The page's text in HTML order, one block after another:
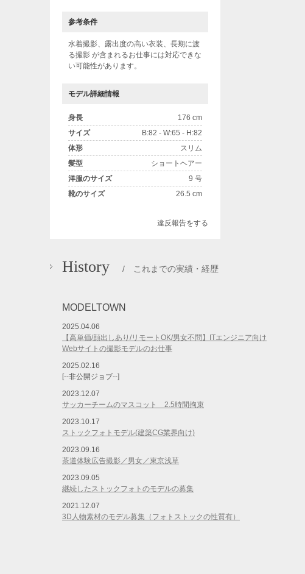
参考条件
水着撮影、露出度の高い衣装、長期に渡
る撮影 が含まれるお仕事には対応できな
い可能性があります。
モデル詳細情報
身長
176 cm
サイズ
B:82 - W:65 - H:82
体形
スリム
髪型
ショートヘアー
洋服のサイズ
9 号
靴のサイズ
26.5 cm
違反報告をする
History / これまでの実績・経歴
MODELTOWN
2025.04.06
【高単価/顔出しあり/リモートOK/男女不問】ITエンジニア向け
Webサイトの撮影モデルのお仕事
2025.02.16
[--非公開ジョブ--]
2023.12.07
サッカーチームのマスコット 2.5時間拘束
2023.10.17
ストックフォトモデル(建築CG業界向け)
2023.09.16
茶道体験広告撮影／男女／東京浅草
2023.09.05
継続したストックフォトのモデルの募集
2021.12.07
3D人物素材のモデル募集（フォトストックの性質有）